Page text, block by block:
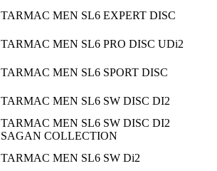
TARMAC MEN SL6 EXPERT DISC
TARMAC MEN SL6 PRO DISC UDi2
TARMAC MEN SL6 SPORT DISC
TARMAC MEN SL6 SW DISC DI2
TARMAC MEN SL6 SW DISC DI2
SAGAN COLLECTION
TARMAC MEN SL6 SW Di2